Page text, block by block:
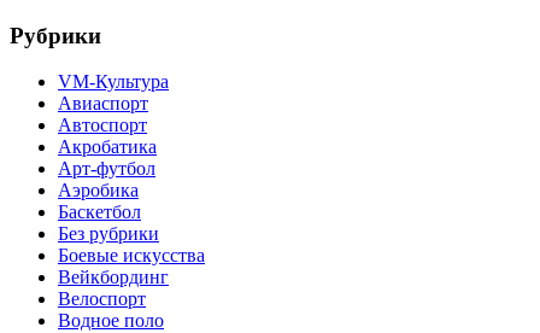
Рубрики
VM-Культура
Авиаспорт
Автоспорт
Акробатика
Арт-футбол
Аэробика
Баскетбол
Без рубрики
Боевые искусства
Вейкбординг
Велоспорт
Водное поло